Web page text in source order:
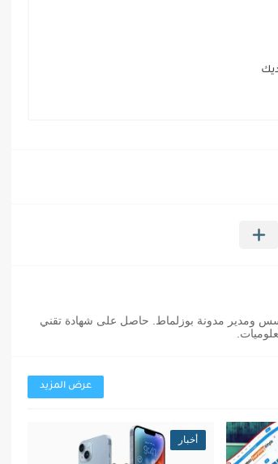
مدون مغربي من مواليد 22 يوليو 1991 مؤسس ومدير مدونة بوزلماط. حاصل على شهادة تقني
عرض المزيد
أخبار